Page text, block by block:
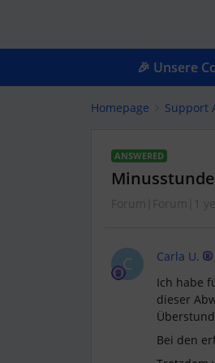
🎉 Unsere
Homepage Support
ANSWERED
Forum|Forum|1
C Carla U.
Ich habe
dieser
Bei den